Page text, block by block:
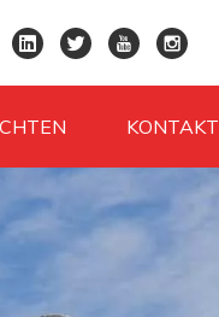
KONTAKT